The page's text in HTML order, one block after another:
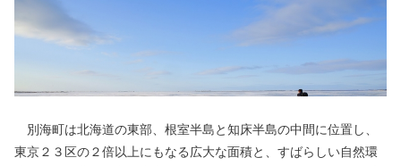
別海町は北海道の東部、根室半島と知床半島の中間に位置し、
東京２３区の２倍以上にもなる広大な面積と、すばらしい自然環